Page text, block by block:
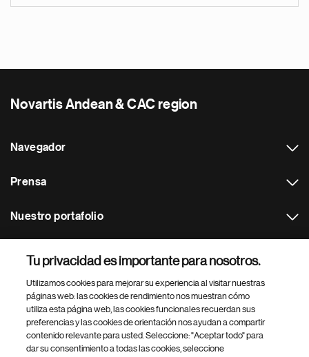
Novartis Andean & CAC region
Navegador
Prensa
Nuestro portafolio
Footer Site Search
Tu privacidad es importante para nosotros.
Utilizamos cookies para mejorar su experiencia al visitar nuestras
páginas web: las cookies de rendimiento nos muestran cómo
utiliza esta página web, las cookies funcionales recuerdan sus
preferencias y las cookies de orientación nos ayudan a compartir
contenido relevante para usted. Seleccione: "Aceptar todo" para
dar su consentimiento a todas las cookies, seleccione